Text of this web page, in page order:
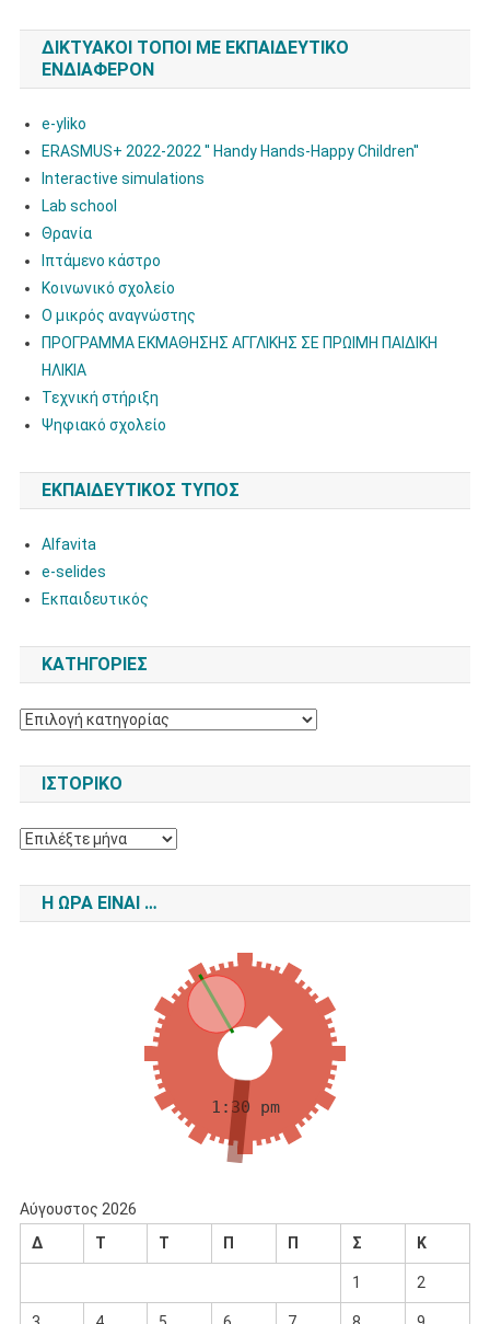
ΔΙΚΤΥΑΚΟΊ ΤΌΠΟΙ ΜΕ ΕΚΠΑΙΔΕΥΤΙΚΌ
ΕΝΔΙΑΦΈΡΟΝ
e-yliko
ERASMUS+ 2022-2022 '' Handy Hands-Happy Children''
Interactive simulations
Lab school
Θρανία
Ιπτάμενο κάστρο
Κοινωνικό σχολείο
Ο μικρός αναγνώστης
ΠΡΟΓΡΑΜΜΑ ΕΚΜΑΘΗΣΗΣ ΑΓΓΛΙΚΗΣ ΣΕ ΠΡΩΙΜΗ ΠΑΙΔΙΚΗ
ΗΛΙΚΙΑ
Τεχνική στήριξη
Ψηφιακό σχολείο
ΕΚΠΑΙΔΕΥΤΙΚΌΣ ΤΎΠΟΣ
Alfavita
e-selides
Εκπαιδευτικός
KΑΤΗΓΟΡΊΕΣ
Kατηγορίες
ΙΣΤΟΡΙΚΌ
Ιστορικό
Η ΏΡΑ ΕΊΝΑΙ …
Αύγουστος 2026
Δ
Τ Τ Π Π Σ Κ
1 2